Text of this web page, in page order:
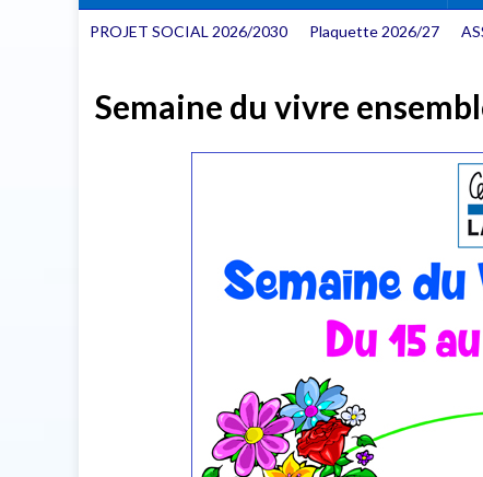
PROJET SOCIAL 2026/2030 Plaquette 2026/27
Semaine du vivre